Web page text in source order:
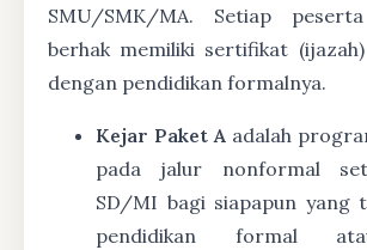
SMU/SMK/MA. Setiap
berhak memiliki sertifikat
dengan pendidikan formalnya.
Kejar Paket A adalah
pada jalur nonformal
SD/MI bagi siapapun yang
pendidikan formal